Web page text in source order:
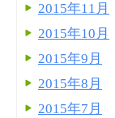
2015年11月
2015年10月
2015年9月
2015年8月
2015年7月